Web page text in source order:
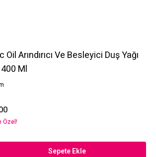
Arındırıcı Ve Besleyici Duş Yağı
Ml
Özel!
Sepete Ekle